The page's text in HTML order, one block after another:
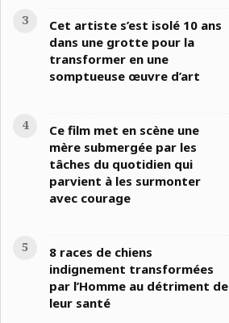
Cet artiste s’est isolé 10 ans
dans une grotte pour la
transformer en une
somptueuse œuvre d’art
Ce film met en scène une
mère submergée par les
tâches du quotidien qui
parvient à les surmonter
avec courage
8 races de chiens
indignement transformées
par l’Homme au détriment de
leur santé